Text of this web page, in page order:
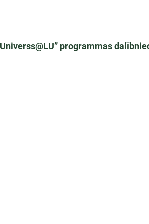
programmas